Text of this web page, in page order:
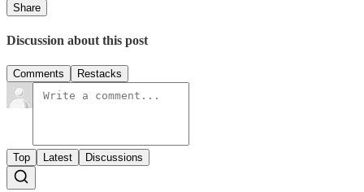
Share
Discussion about this post
Comments Restacks
Top Latest Discussions